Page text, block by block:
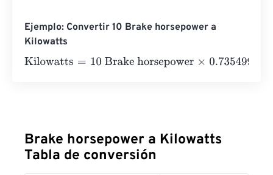
Ejemplo: Convertir 10 Brake horsepower a
Kilowatts
Kilowatts=10 Brake horsepower×0.735499=7.35499
Brake horsepower a Kilowatts
Tabla de conversión